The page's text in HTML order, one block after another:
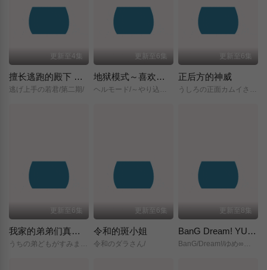
更新至4集
擅长逃跑的殿下 第二季
逃げ上手の若君/第二期/
更新至6集
地狱模式～喜欢挑战特殊成就的玩家在废设定的异世界成为无双～第二季
ヘルモード/～やり込み好きのゲーマーは廃設定の異世界で無双する～/2nd/Season/
更新至6集
正后方的神威
うしろの正面カムイさん/
更新至6集
我家的弟弟们真是让您费心了
うちの弟どもがすみません/
更新至6集
令和的斑小姐
令和のダラさん/
更新至8集
BanG Dream! YUME∞MITA
BanG/Dream!/ゆめ∞みた/